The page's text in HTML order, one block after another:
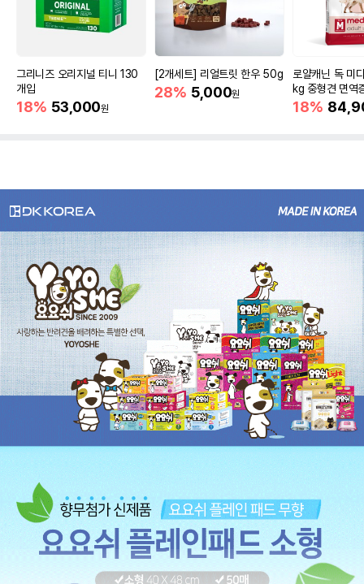
그리니즈 오리지널 티니 130
개입
18% 53,000원
[2개세트] 리얼트릿 한우 50g
28% 5,000원
로얄캐닌 독 미
kg 중형견 면역
18%